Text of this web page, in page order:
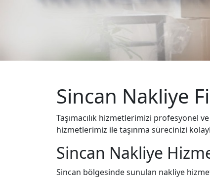
Sincan Nakliye
Taşımacılık hizmetlerimizi profesyonel
hizmetlerimiz ile taşınma sürecinizi
Sincan Nakliye
Sincan bölgesinde sunulan nakliye